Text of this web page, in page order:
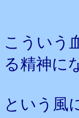
こういう
る精神に
という風